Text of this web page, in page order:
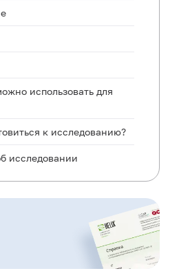
использовать для
к исследованию?
исследовании
исследование?